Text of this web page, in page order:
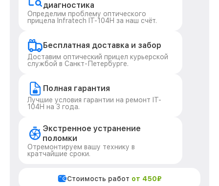
диагностика
Определим проблему оптического
прицела Infratech IT-104H за наш счёт.
Бесплатная доставка и забор
Доставим оптический прицел курьерской
службой в Санкт-Петербурге.
Полная гарантия
Лучшие условия гарантии на ремонт IT-
104H на 3 года.
Экстренное устранение
поломки
Отремонтируем вашу технику в
кратчайшие сроки.
Стоимость работ от 450₽